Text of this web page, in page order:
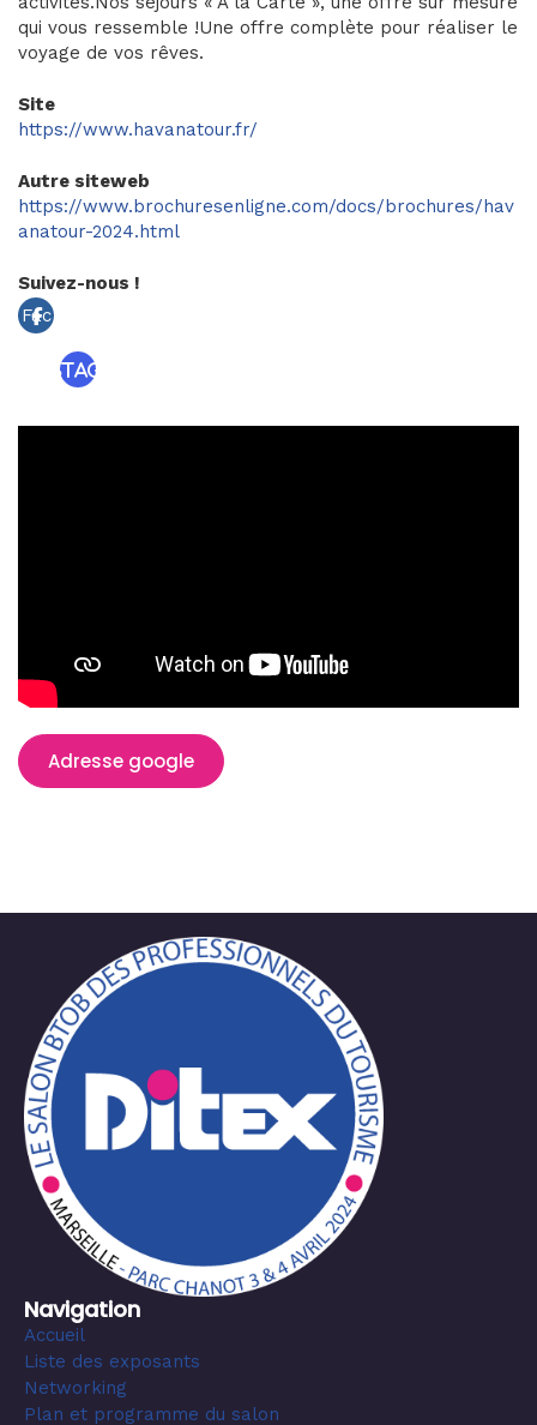
qui vous ressemble !Une offre complète pour réaliser le
voyage de vos rêves.
Site
https://www.havanatour.fr/
Autre siteweb
https://www.brochuresenligne.com/docs/brochures/hav
anatour-2024.html
Suivez-nous !
Fac
Instagram
Adresse google
Navigation
Accueil
Liste des exposants
Networking
Plan et programme du salon